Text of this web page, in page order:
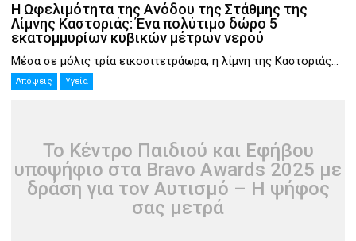
Η Ωφελιμότητα της Ανόδου της Στάθμης της
Λίμνης Καστοριάς: Ένα πολύτιμο δώρο 5
εκατομμυρίων κυβικών μέτρων νερού
Μέσα σε μόλις τρία εικοσιτετράωρα, η λίμνη της Καστοριάς...
Απόψεις Υγεία
Το Κέντρο Παιδιού και Εφήβου
υποψήφιο στα Bravo Awards 2025 με
δράση για τον Αυτισμό – Η ψήφος
σας μετρά